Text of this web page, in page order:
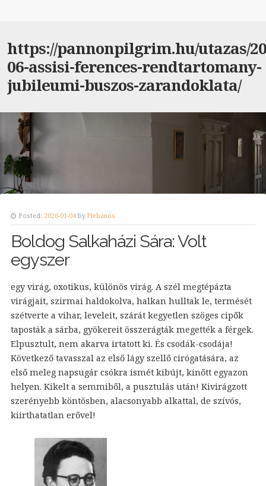
https://pannonpilgrim.hu/utazas/
06-assisi-ferences-rendtartomany-
jubileumi-buszos-zarandoklata/
Posted: 2026-01-04 by Plébános
Boldog Salkaházi Sára: Volt
egyszer
egy virág, oxotikus, különös virág. A szél megtépázta
virágjait, szirmai haldokolva, halkan hulltak le, termését
szétverte a vihar, leveleit, szárát kegyetlen szöges cipők
taposták a sárba, gyökereit összerágták megették a férgek.
Elpusztult, nem akarva irtatott ki. És csodák-csodája!
Következő tavasszal az első lágy szellő cirógatására, az
első meleg napsugár csókra ismét kibújt, kinőtt egyazon
helyen. Kikelt a semmiből, a pusztulás után! Kivirágzott
szerényebb köntösben, alacsonyabb alkattal, de szívós,
kiirthatatlan erővel!